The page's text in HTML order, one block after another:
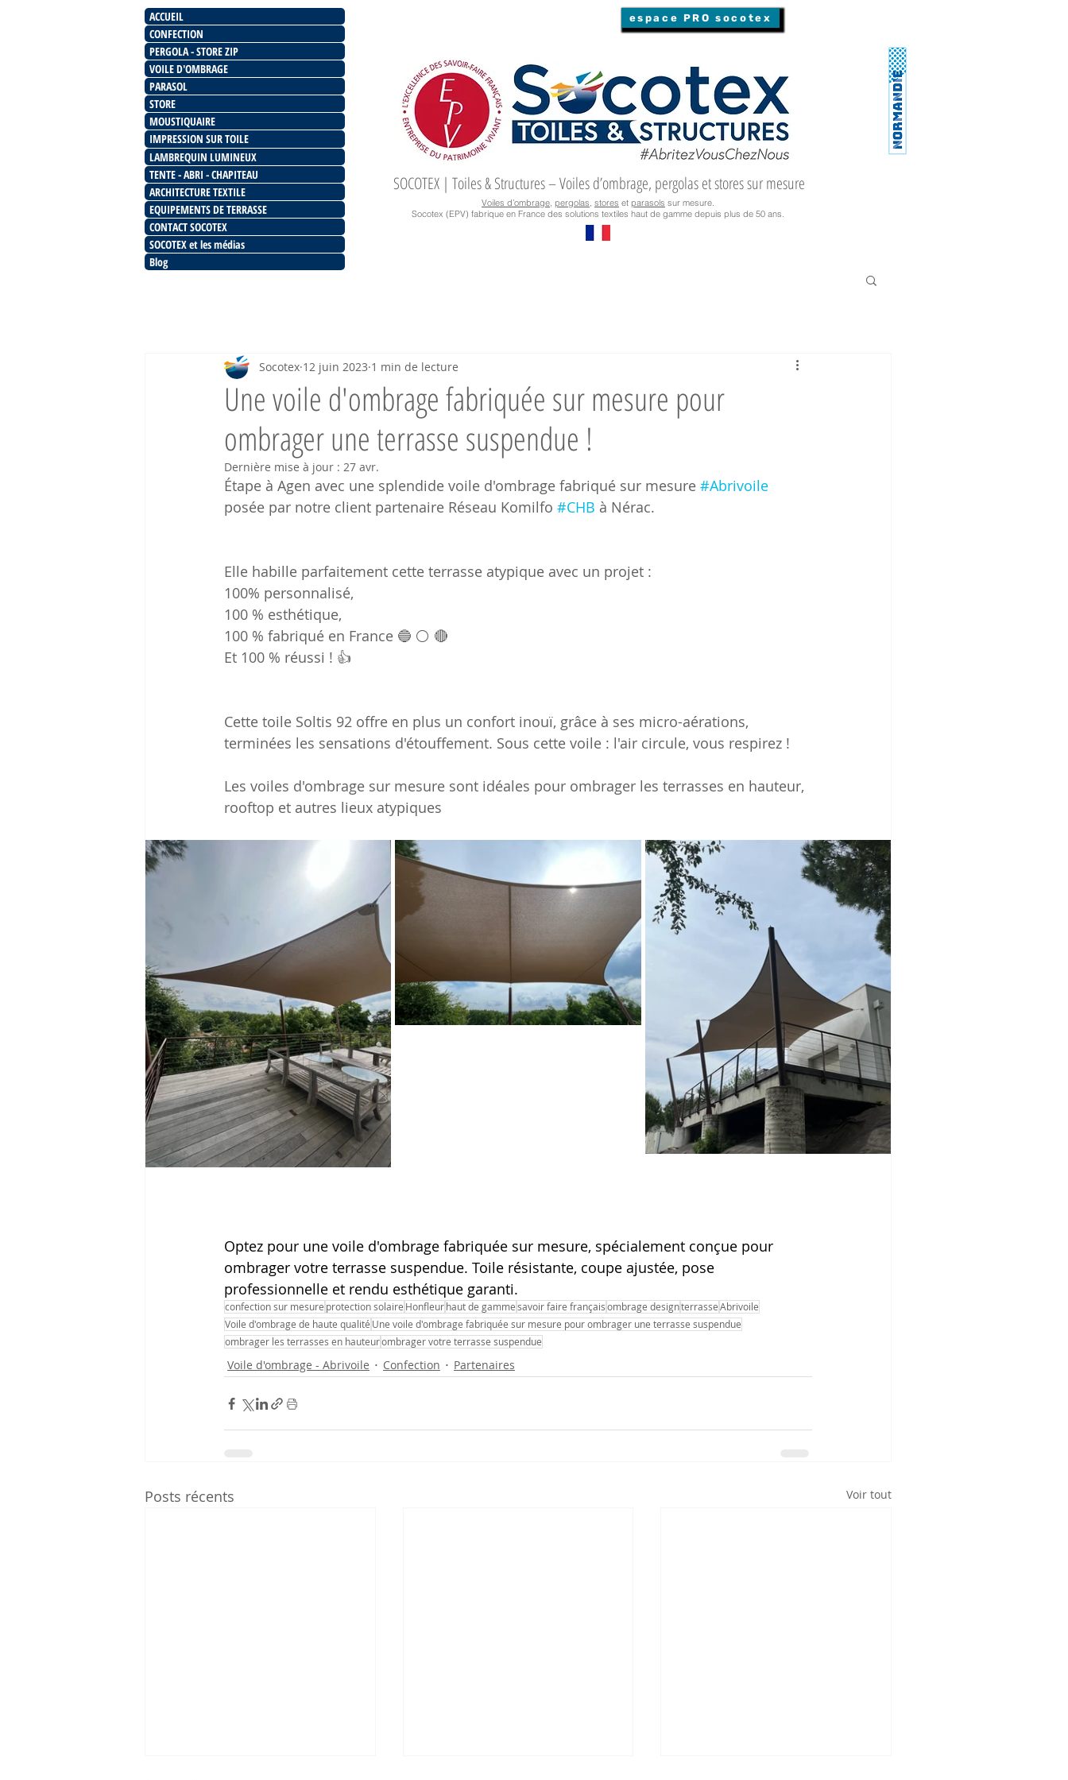
ACCUEIL
CONFECTION
PERGOLA - STORE ZIP
VOILE D'OMBRAGE
PARASOL
STORE
MOUSTIQUAIRE
IMPRESSION SUR TOILE
LAMBREQUIN LUMINEUX
TENTE - ABRI - CHAPITEAU
ARCHITECTURE TEXTILE
EQUIPEMENTS DE TERRASSE
CONTACT SOCOTEX
SOCOTEX et les médias
Blog
espace PRO socotex
SOCOTEX | Toiles & Structures – Voiles d’ombrage, pergolas et stores sur mesure
Voiles d’ombrage, pergolas, stores et parasols sur mesure.
Socotex (EPV) fabrique en France des solutions textiles haut de gamme depuis plus de 50 ans.
Une voile d'ombrage fabriquée sur mesure pour
ombrager une terrasse suspendue !
Socotex 12 juin 2023 1 min de lecture
Dernière mise à jour : 27 avr.
Étape à Agen avec une splendide voile d'ombrage fabriqué sur mesure #Abrivoile
posée par notre client partenaire Réseau Komilfo #CHB à Nérac.
Elle habille parfaitement cette terrasse atypique avec un projet :
100% personnalisé,
100 % esthétique,
100 % fabriqué en France 🔵 ⚪ 🔴
Et 100 % réussi ! 👍
Cette toile Soltis 92 offre en plus un confort inouï, grâce à ses micro-aérations,
terminées les sensations d'étouffement. Sous cette voile : l'air circule, vous respirez !
Les voiles d'ombrage sur mesure sont idéales pour ombrager les terrasses en hauteur,
rooftop et autres lieux atypiques
Optez pour une voile d'ombrage fabriquée sur mesure, spécialement conçue pour
ombrager votre terrasse suspendue. Toile résistante, coupe ajustée, pose
professionnelle et rendu esthétique garanti.
confection sur mesure protection solaire Honfleurhaut de gammesavoir faire françaisombrage designterrasseAbrivoile
Voile d'ombrage de haute qualité Une voile d'ombrage fabriquée sur mesure pour ombrager une terrasse suspendue
ombrager les terrasses en hauteurombrager votre terrasse suspendue
Voile d'ombrage - Abrivoile Confection Partenaires
Posts récents Voir tout